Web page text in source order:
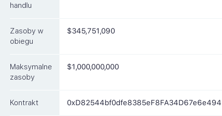
handlu
Zasoby w
obiegu
$345,751,090
Maksymalne
zasoby
$1,000,000,000
Kontrakt